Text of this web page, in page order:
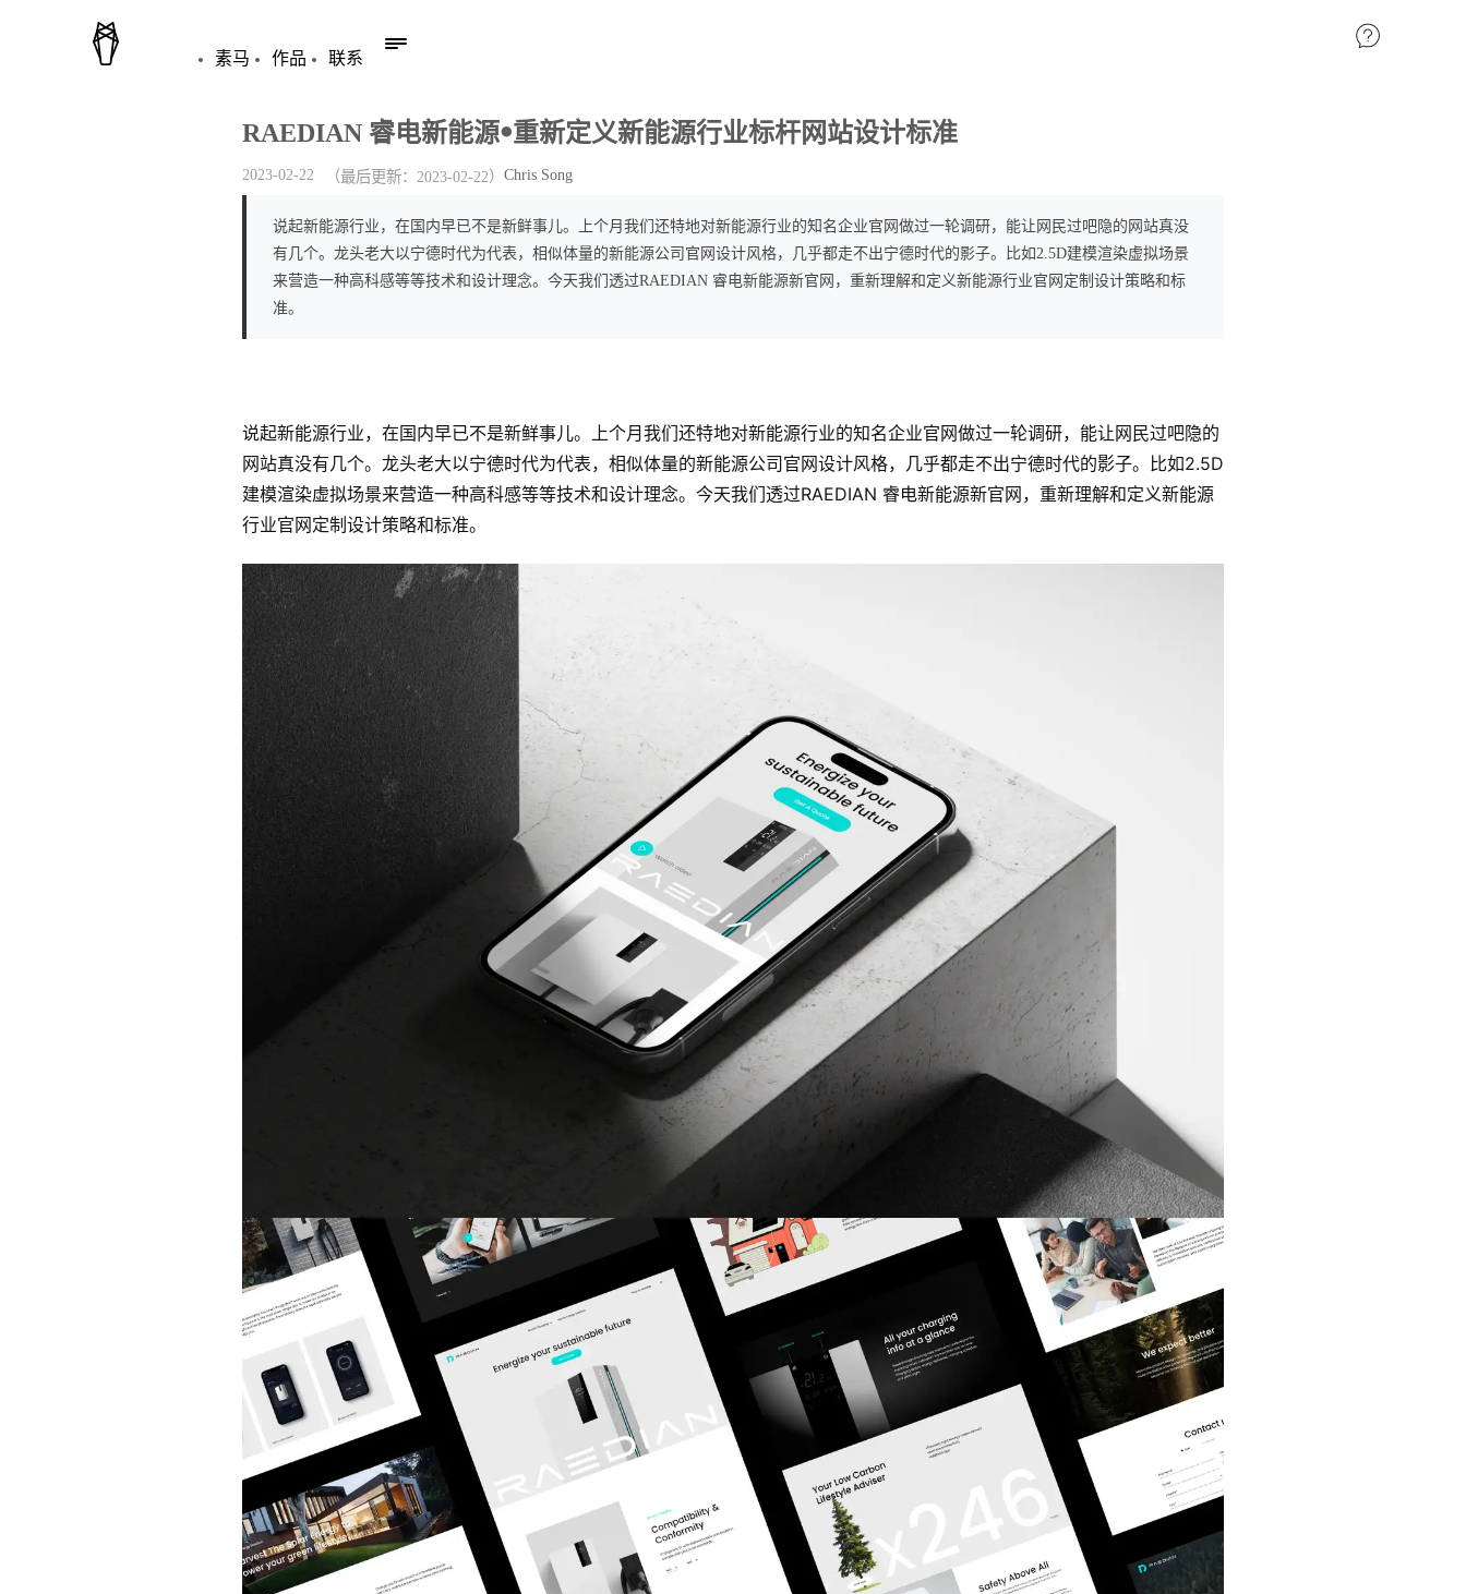
素马 作品 联系
RAEDIAN 睿电新能源ꔷ重新定义新能源行业标杆网站设计标准
2023-02-22 （最后更新： 2023-02-22） Chris Song
说起新能源行业，在国内早已不是新鲜事儿。上个月我们还特地对新能源行业的知名企业官网做过一轮调研，能让网民过吧隐的网站真没
有几个。龙头老大以宁德时代为代表，相似体量的新能源公司官网设计风格，几乎都走不出宁德时代的影子。比如2.5D建模渲染虚拟场景
来营造一种高科感等等技术和设计理念。今天我们透过RAEDIAN 睿电新能源新官网，重新理解和定义新能源行业官网定制设计策略和标
准。
说起新能源行业，在国内早已不是新鲜事儿。上个月我们还特地对新能源行业的知名企业官网做过一轮调研，能让网民过吧隐的
网站真没有几个。龙头老大以宁德时代为代表，相似体量的新能源公司官网设计风格，几乎都走不出宁德时代的影子。比如2.5D
建模渲染虚拟场景来营造一种高科感等等技术和设计理念。今天我们透过RAEDIAN 睿电新能源新官网，重新理解和定义新能源
行业官网定制设计策略和标准。